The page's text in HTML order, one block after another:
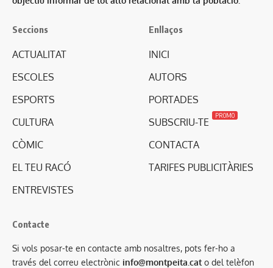
Seccions
ACTUALITAT
ESCOLES
ESPORTS
CULTURA
CÒMIC
EL TEU RACÓ
ENTREVISTES
Enllaços
INICI
AUTORS
PORTADES
SUBSCRIU-TE
PROMO
CONTACTA
TARIFES PUBLICITÀRIES
Contacte
Si vols posar-te en contacte amb nosaltres, pots fer-ho a
través del correu electrònic info@montpeita.cat o del telèfon